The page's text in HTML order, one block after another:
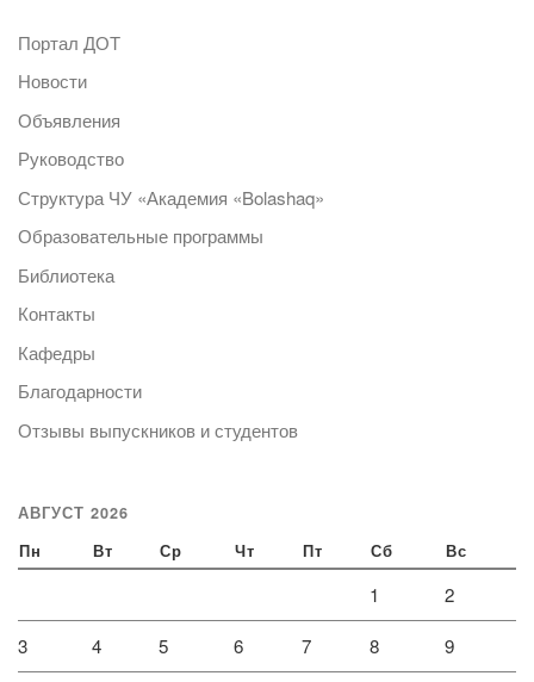
Портал ДОТ
Новости
Объявления
Руководство
Структура ЧУ «Академия «Bolashaq»
Образовательные программы
Библиотека
Контакты
Кафедры
Благодарности
Отзывы выпускников и студентов
АВГУСТ 2026
Пн Вт Ср Чт Пт Сб Вс
1 2
3 4 5 6 7 8 9